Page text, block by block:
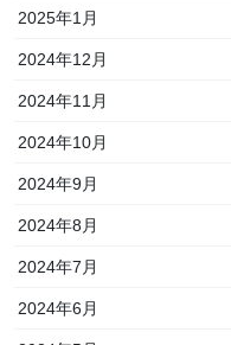
2025年1月
2024年12月
2024年11月
2024年10月
2024年9月
2024年8月
2024年7月
2024年6月